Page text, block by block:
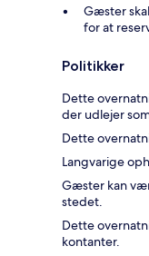
Gæster
for at
Politikker
Dette
der udlejer
Dette
Langvarige
Gæster kan
stedet.
Dette
kontanter.